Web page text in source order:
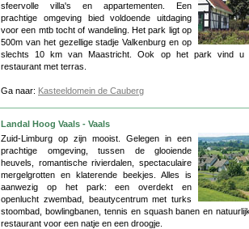
sfeervolle villa's en appartementen. Een
prachtige omgeving bied voldoende uitdaging
voor een mtb tocht of wandeling. Het park ligt op
500m van het gezellige stadje Valkenburg en op
slechts 10 km van Maastricht. Ook op het park vind u
restaurant met terras.
Ga naar: Kasteeldomein de Cauberg
Landal Hoog Vaals - Vaals
Zuid-Limburg op zijn mooist. Gelegen in een
prachtige omgeving, tussen de glooiende
heuvels, romantische rivierdalen, spectaculaire
mergelgrotten en klaterende beekjes. Alles is
aanwezig op het park: een overdekt en
openlucht zwembad, beautycentrum met turks
stoombad, bowlingbanen, tennis en squash banen en
restaurant voor een natje en een droogje.